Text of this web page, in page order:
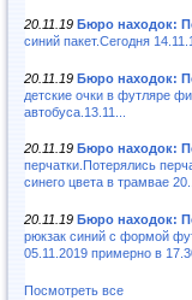
20.11.19 Бюро находок:
синий пакет.Сегодня
20.11.19 Бюро находок:
детские очки в футляре
автобуса.13.11...
20.11.19 Бюро находок:
перчатки.Потерялись
синего цвета в трамвае 20..
20.11.19 Бюро находок:
рюкзак синий с формой
05.11.2019 примерно в
Посмотреть все